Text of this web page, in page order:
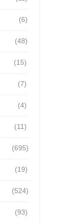
(6)
(48)
(15)
(7)
(4)
(11)
(695)
(19)
(524)
(93)